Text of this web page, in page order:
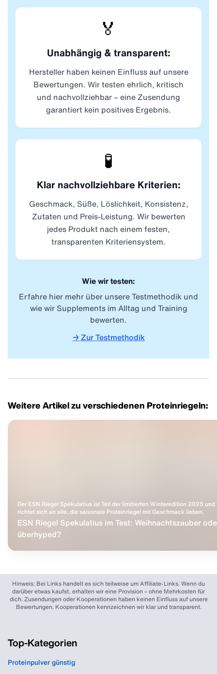
🏅
Unabhängig & transparent:
Hersteller haben keinen Einfluss auf unsere
Bewertungen. Wir testen ehrlich, kritisch
und nachvollziehbar – eine Zusendung
garantiert kein positives Ergebnis.
🧪
Klar nachvollziehbare Kriterien:
Geschmack, Süße, Löslichkeit, Konsistenz,
Zutaten und Preis-Leistung. Wir bewerten
jedes Produkt nach einem festen,
transparenten Kriteriensystem.
Wie wir testen:
Erfahre hier mehr über unsere Testmethodik und
wie wir Supplements im Alltag und Training
bewerten.
→ Zur Testmethodik
Weitere Artikel zu verschiedenen Proteinriegeln:
Der ESN Riegel Spekulatius ist Teil der limitierten Winteredition 2025 und
richtet sich an alle, die saisonale Proteinriegel mit Geschmack lieben.
ESN Riegel Spekulatius im Test: Weihnachtszauber
überhyped?
Hinweis: Bei Links handelt es sich teilweise um Affiliate-Links. Wenn du
darüber etwas kaufst, erhalten wir eine Provision – ohne Mehrkosten für
dich. Zusendungen oder Kooperationen haben keinen Einfluss auf unsere
Bewertungen. Kooperationen kennzeichnen wir klar und transparent.
Top-Kategorien
Proteinpulver günstig